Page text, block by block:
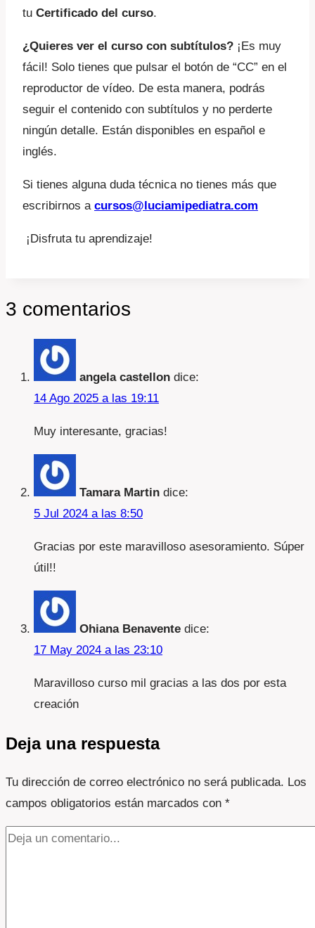
tu Certificado del curso.
¿Quieres ver el curso con subtítulos? ¡Es muy
fácil! Solo tienes que pulsar el botón de “CC” en el
reproductor de vídeo. De esta manera, podrás
seguir el contenido con subtítulos y no perderte
ningún detalle. Están disponibles en español e
inglés.
Si tienes alguna duda técnica no tienes más que
escribirnos a cursos@luciamipediatra.com
¡Disfruta tu aprendizaje!
3 comentarios
angela castellon dice:
14 Ago 2025 a las 19:11
Muy interesante, gracias!
Tamara Martin dice:
5 Jul 2024 a las 8:50
Gracias por este maravilloso asesoramiento. Súper
útil!!
Ohiana Benavente dice:
17 May 2024 a las 23:10
Maravilloso curso mil gracias a las dos por esta
creación
Deja una respuesta
Tu dirección de correo electrónico no será publicada. Los
campos obligatorios están marcados con *